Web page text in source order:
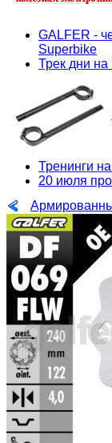
GALFER -
Superbike
Трек дни
Тренинги
20 июля